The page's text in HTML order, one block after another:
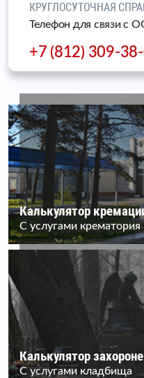
КРУГЛОСУТОЧНАЯ
Телефон для связи c
+7 (812) 309-
Калькулятор
С услугами крематория
Калькулятор
С услугами кладбища